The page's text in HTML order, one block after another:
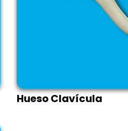
Hueso Clavícula